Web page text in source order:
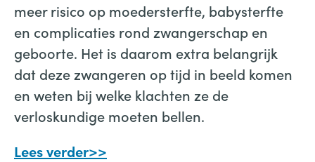
meer risico op moedersterfte, babysterfte
en complicaties rond zwangerschap en
geboorte. Het is daarom extra belangrijk
dat deze zwangeren op tijd in beeld komen
en weten bij welke klachten ze de
verloskundige moeten bellen.
Lees verder>>